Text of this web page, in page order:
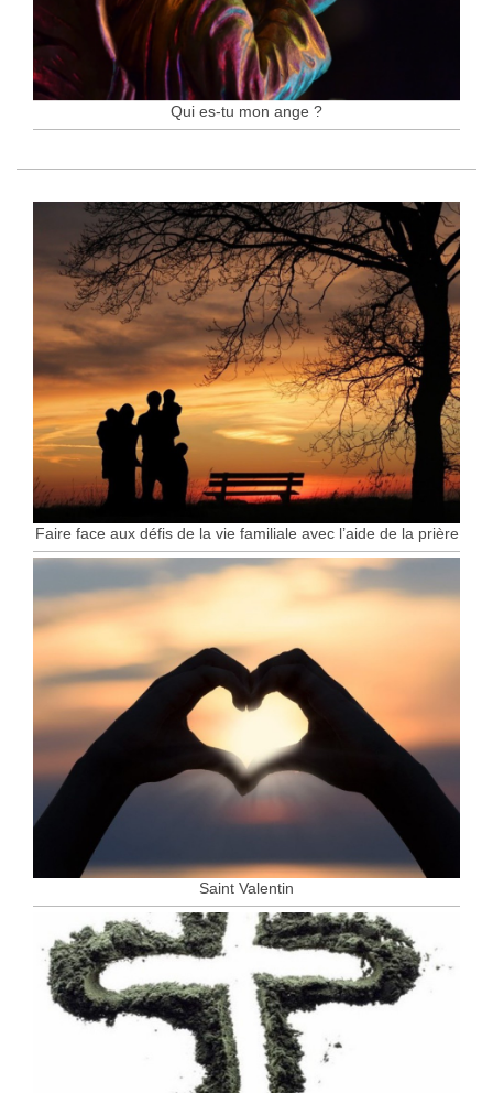
Qui es-tu mon ange ?
Faire face aux défis de la vie familiale avec l’aide de la prière
Saint Valentin